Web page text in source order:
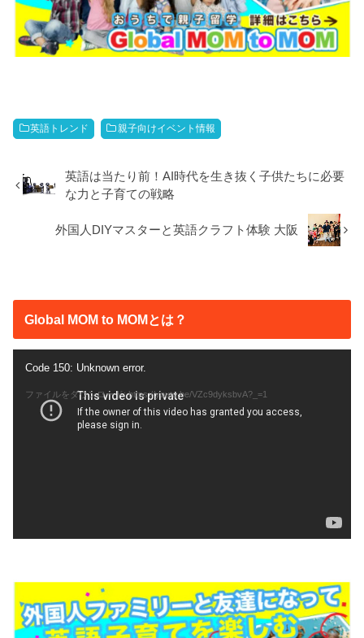
英語トレンド 親子向けイベント情報
英語は当たり前！AI時代を生き抜く子供たちに必要
な力と子育ての戦略
外国人DIYマスターと英語クラフト体験 大阪
Global MOM to MOMとは？
Code 150: Unknown error.
ファイルをダウンロード: https://youtu.be/VZc9dyksbvA?_=1